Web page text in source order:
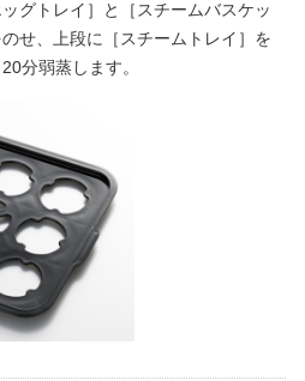
グトレイ］と［スチームバスケッ
せ、上段に［スチームトレイ］を
分弱蒸します。